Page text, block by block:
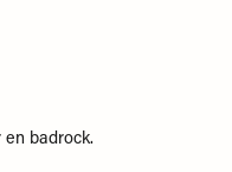
badrock.